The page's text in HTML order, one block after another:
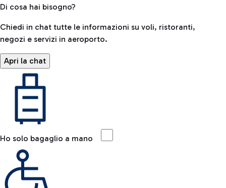
Di cosa hai bisogno?
Chiedi in chat tutte le informazioni su voli, ristoranti,
negozi e servizi in aeroporto.
Apri la chat
Ho solo bagaglio a mano